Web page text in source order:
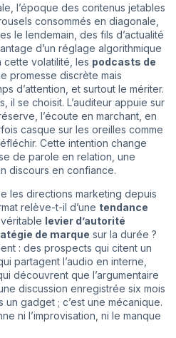
l’époque des contenus jetables
consommés en diagonale,
le lendemain, des fils d’actualité
d’un réglage algorithmique
cette volatilité, les podcasts de
promesse discrète mais
d’attention, et surtout le mériter.
il se choisit. L’auditeur appuie sur
l’écoute en marchant, en
casque sur les oreilles comme
Cette intention change
de parole en relation, une
discours en confiance.
les directions marketing depuis
relève-t-il d’une tendance
levier d’autorité
de marque sur la durée ?
: des prospects qui citent un
partagent l’audio en interne,
découvrent que l’argumentaire
discussion enregistrée six mois
un gadget ; c’est une mécanique.
ni l’improvisation, ni le manque